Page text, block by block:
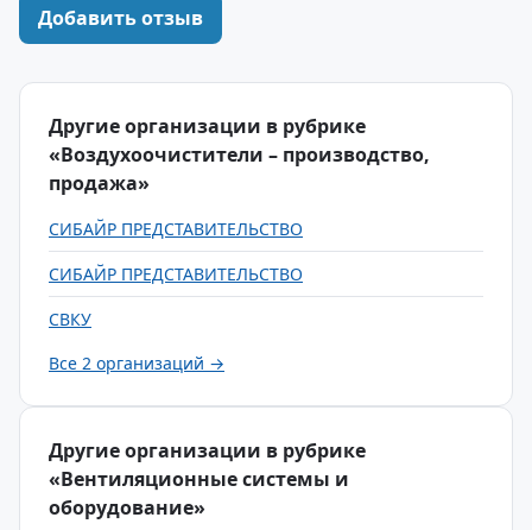
Добавить отзыв
Другие организации в рубрике
«Воздухоочистители – производство,
продажа»
СИБАЙР ПРЕДСТАВИТЕЛЬСТВО
СИБАЙР ПРЕДСТАВИТЕЛЬСТВО
СВКУ
Все 2 организаций →
Другие организации в рубрике
«Вентиляционные системы и
оборудование»